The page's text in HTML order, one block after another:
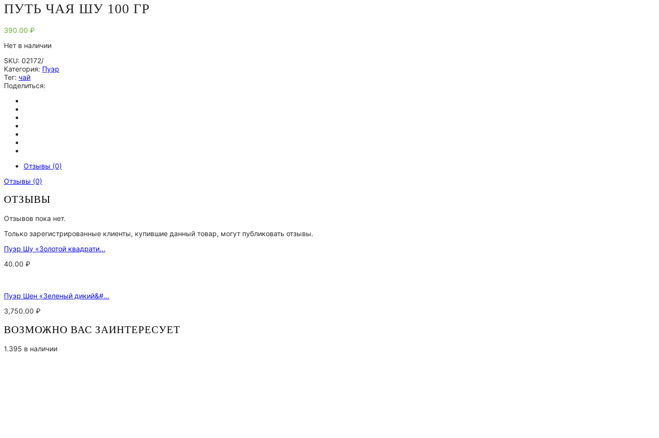
ПУТЬ ЧАЯ ШУ 100 ГР
390.00 ₽
Нет в наличии
SKU: 02172/
Категория: Пуэр
Тег: чай
Поделиться:
Отзывы (0)
Отзывы (0)
ОТЗЫВЫ
Отзывов пока нет.
Только зарегистрированные клиенты, купившие данный товар, могут публиковать отзывы.
Пуэр Шу «Золотой квадрати...
40.00 ₽
Пуэр Шен «Зеленый дикий&#...
3,750.00 ₽
ВОЗМОЖНО ВАС ЗАИНТЕРЕСУЕТ
1.395 в наличии